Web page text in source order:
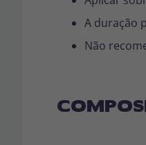
A duração
Não